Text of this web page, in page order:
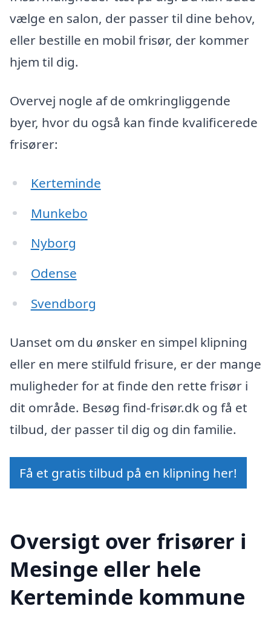
vælge en salon, der passer til dine behov,
eller bestille en mobil frisør, der kommer
hjem til dig.
Overvej nogle af de omkringliggende
byer, hvor du også kan finde kvalificerede
frisører:
Kerteminde
Munkebo
Nyborg
Odense
Svendborg
Uanset om du ønsker en simpel klipning
eller en mere stilfuld frisure, er der mange
muligheder for at finde den rette frisør i
dit område. Besøg find-frisør.dk og få et
tilbud, der passer til dig og din familie.
Få et gratis tilbud på en klipning her!
Oversigt over frisører i
Mesinge eller hele
Kerteminde kommune